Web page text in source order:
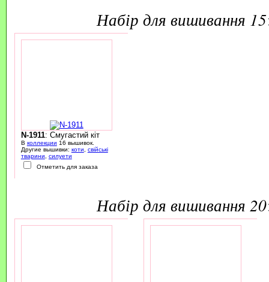
набір для вишивання
N-1911: Смугастий кіт
В коллекции 16 вышивок.
Другие вышивки: коти
свійські
тварини
силуети
Отметить для заказа
набір для вишивання